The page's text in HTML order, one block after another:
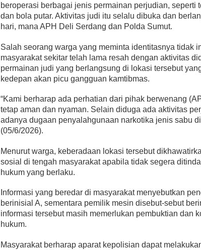
beroperasi berbagai jenis permainan perjudian, seperti
dan bola putar. Aktivitas judi itu selalu dibuka dan
hari, mana APH Deli Serdang dan Polda Sumut.
Salah seorang warga yang meminta identitasnya tidak
masyarakat sekitar telah lama resah dengan aktivitas
permainan judi yang berlangsung di lokasi tersebut
kedepan akan picu gangguan kamtibmas.
“Kami berharap ada perhatian dari pihak berwenang
tetap aman dan nyaman. Selain diduga ada aktivitas
adanya dugaan penyalahgunaan narkotika jenis sabu
(05/6/2026).
Menurut warga, keberadaan lokasi tersebut
sosial di tengah masyarakat apabila tidak segera
hukum yang berlaku.
Informasi yang beredar di masyarakat menyebutkan
berinisial A, sementara pemilik mesin disebut-sebut
informasi tersebut masih memerlukan pembuktian dan
hukum.
Masyarakat berharap aparat kepolisian dapat